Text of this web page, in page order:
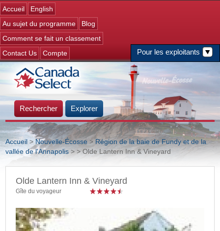
Accueil
English
Au sujet du programme
Blog
Pour les exploitants
Comment se fait un classement
Contact Us
Compte
Rechercher Explorer
Vous êtes ici
Accueil >Nouvelle-Écosse >Région de la baie de Fundy et de la
vallée de l'Annapolis>> Olde Lantern Inn & Vineyard
Olde Lantern Inn & Vineyard
Gîte du voyageur